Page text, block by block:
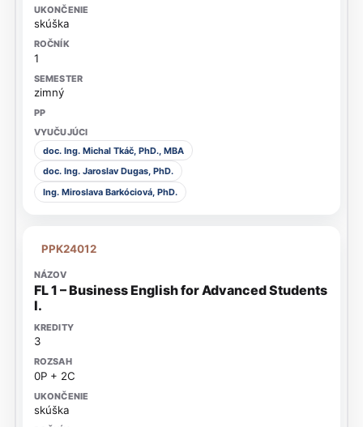
skúška
1
zimný
doc. Ing. Michal Tkáč, PhD., MBA
doc. Ing. Jaroslav Dugas, PhD.
Ing. Miroslava Barkóciová, PhD.
PPK24012
FL 1 – Business English for Advanced Students
I.
3
0P + 2C
skúška